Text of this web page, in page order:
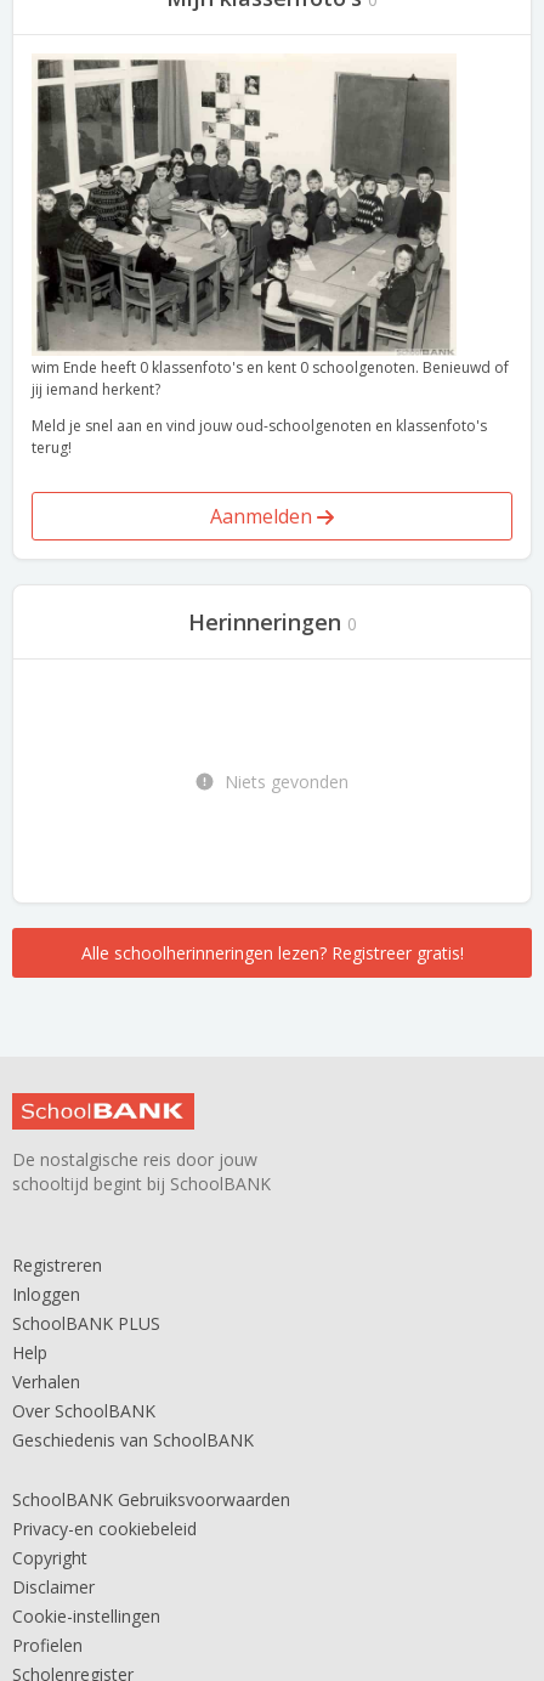
wim Ende heeft 0 klassenfoto's en kent 0 schoolgenoten. Benieuwd of
jij iemand herkent?
Meld je snel aan en vind jouw oud-schoolgenoten en klassenfoto's
terug!
Aanmelden
Herinneringen 0
Niets gevonden
Alle schoolherinneringen lezen? Registreer gratis!
De nostalgische reis door jouw
schooltijd begint bij SchoolBANK
Registreren
Inloggen
SchoolBANK PLUS
Help
Verhalen
Over SchoolBANK
Geschiedenis van SchoolBANK
SchoolBANK Gebruiksvoorwaarden
Privacy-en cookiebeleid
Copyright
Disclaimer
Cookie-instellingen
Profielen
Scholenregister